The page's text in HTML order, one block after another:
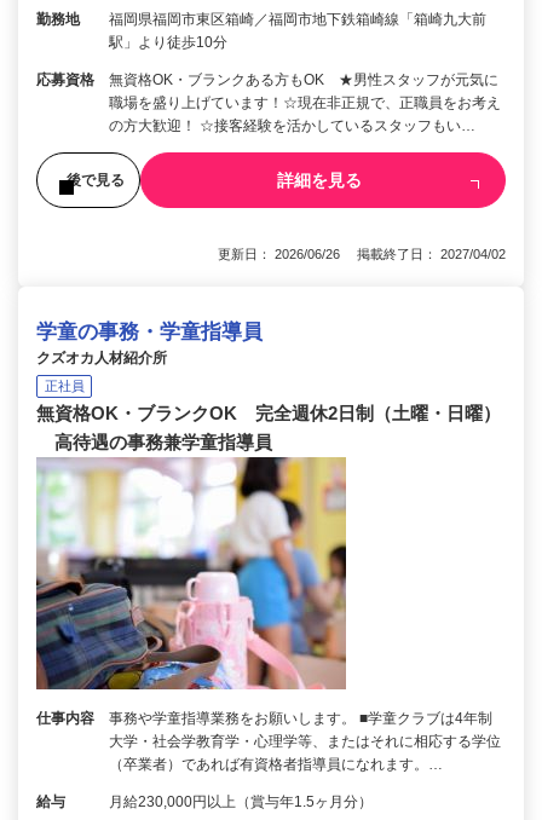
勤務地
福岡県福岡市東区箱崎／福岡市地下鉄箱崎線「箱崎九大前
駅」より徒歩10分
応募資格
無資格OK・ブランクある方もOK ★男性スタッフが元気に
職場を盛り上げています！☆現在非正規で、正職員をお考え
の方大歓迎！ ☆接客経験を活かしているスタッフもい…
後で見る 詳細を見る
更新日： 2026/06/26 掲載終了日： 2027/04/02
学童の事務・学童指導員
クズオカ人材紹介所
正社員
無資格OK・ブランクOK 完全週休2日制（土曜・日曜）
高待遇の事務兼学童指導員
仕事内容
事務や学童指導業務をお願いします。 ■学童クラブは4年制
大学・社会学教育学・心理学等、またはそれに相応する学位
（卒業者）であれば有資格者指導員になれます。…
給与 月給230,000円以上（賞与年1.5ヶ月分）